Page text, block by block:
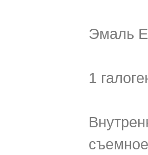
Эмаль
1
съемное